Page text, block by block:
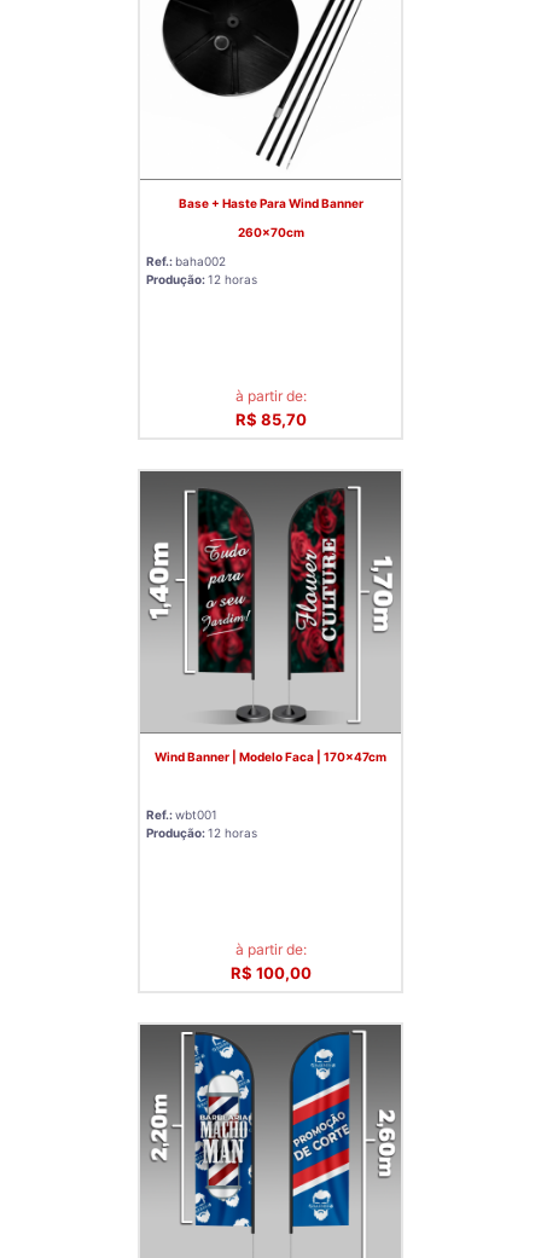
Base + Haste Para Wind Banner
260x70cm
Ref.: baha002
Produção:12 horas
à partir de:
R$ 85,70
Wind Banner | Modelo Faca | 170x47cm
Ref.:wbt001
Produção:12 horas
à partir de:
R$ 100,00